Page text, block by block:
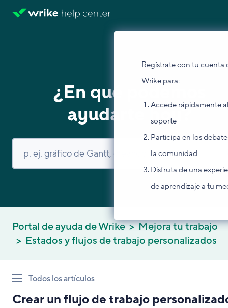
Regístrate con tu cuenta
Wrike para:
Accede rápidamente
soporte
Participa en los
la comunidad
Disfruta de una
de aprendizaje a tu
¿En qué podemos
ayudarte hoy?
Portal de ayuda de Wrike
Mejora tu trabajo
Estados y flujos de trabajo personalizados
Todos los artículos
Crear un flujo de trabajo